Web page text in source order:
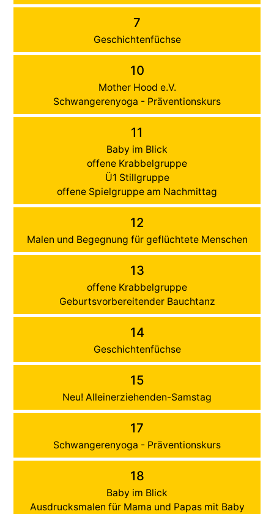
7
Geschichtenfüchse
10
Mother Hood e.V.
Schwangerenyoga - Präventionskurs
11
Baby im Blick
offene Krabbelgruppe
Ü1 Stillgruppe
offene Spielgruppe am Nachmittag
12
Malen und Begegnung für geflüchtete Menschen
13
offene Krabbelgruppe
Geburtsvorbereitender Bauchtanz
14
Geschichtenfüchse
15
Neu! Alleinerziehenden-Samstag
17
Schwangerenyoga - Präventionskurs
18
Baby im Blick
Ausdrucksmalen für Mama und Papas mit Baby